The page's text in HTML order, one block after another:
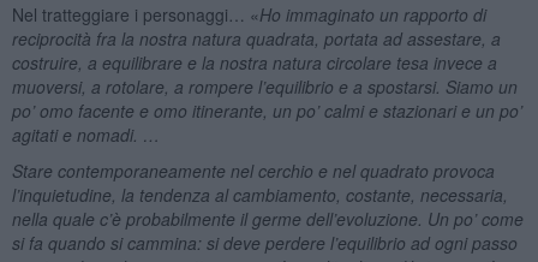
Nel tratteggiare i personaggi… «Ho immaginato un rapporto di
reciprocità fra la nostra natura quadrata, portata ad assestare, a
costruire, a equilibrare e la nostra natura circolare tesa invece a
muoversi, a rotolare, a rompere l’equilibrio e a spostarsi. Siamo un
po’ omo facente e omo itinerante, un po’ calmi e stazionari e un po’
agitati e nomadi. …
Stare contemporaneamente nel cerchio e nel quadrato provoca
l’inquietudine, la tendenza al cambiamento, costante, necessaria,
nella quale c’è probabilmente il germe dell’evoluzione. Un po’ come
si fa quando si cammina: si deve perdere l’equilibrio ad ogni passo